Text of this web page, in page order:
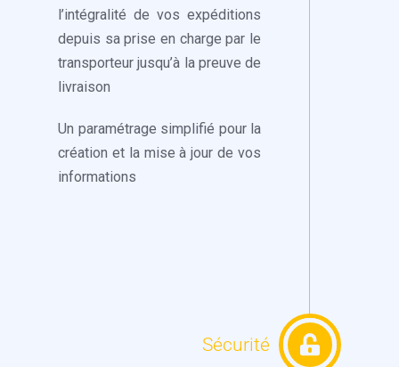
l’intégralité de vos expéditions
depuis sa prise en charge par le
transporteur jusqu’à la preuve de
livraison
Un paramétrage simplifié pour la
création et la mise à jour de vos
informations
Sécurité